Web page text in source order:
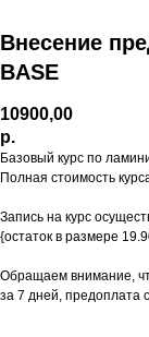
Внесение
BASE
10900,00
р.
Базовый курс по
Полная стоимость
Запись на курс
{остаток в размере
Обращаем внимание,
за 7 дней, предоплата